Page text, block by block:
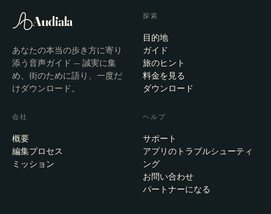
Audiala
あなたの本当の歩き方に寄り
添う音声ガイド — 誠実に集
め、街のために語り、一度だ
けダウンロード。
探索
目的地
ガイド
旅のヒント
料金を見る
ダウンロード
会社
概要
編集プロセス
ミッション
ヘルプ
サポート
アプリのトラブルシューティ
ング
お問い合わせ
パートナーになる